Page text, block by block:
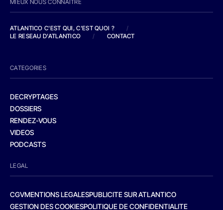
MIEUX NOUS CONNAITRE
ATLANTICO C'EST QUI, C'EST QUOI ?
/
LE RESEAU D'ATLANTICO
/ CONTACT
CATEGORIES
DECRYPTAGES
DOSSIERS
RENDEZ-VOUS
VIDEOS
PODCASTS
LEGAL
CGVMENTIONS LEGALESPUBLICITE SUR ATLANTICO
GESTION DES COOKIESPOLITIQUE DE CONFIDENTIALITE